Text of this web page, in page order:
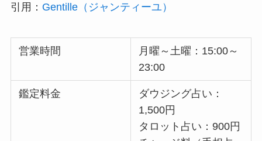
引用： Gentille（ジャンティーユ）
営業時間
月曜～土曜：15:00～
23:00
鑑定料金
ダウジング占い：
1,500円
タロット占い：900円